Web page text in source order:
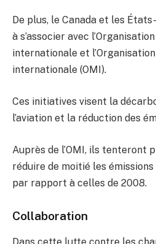
De plus, le Canada et les
à s’associer avec
internationale et
internationale (OMI).
Ces initiatives visent la
l’aviation et la réduction des
Auprès de l’OMI, ils tenteront
réduire de moitié les émissions
par rapport à celles de 2008.
Collaboration